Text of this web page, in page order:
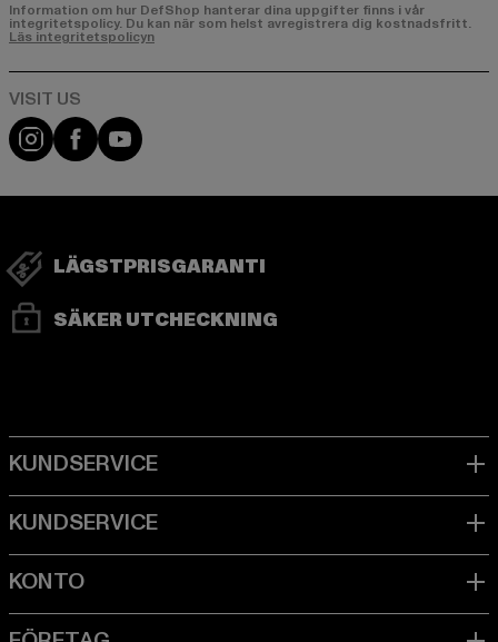
Information om hur DefShop hanterar dina uppgifter finns i vår
integritetspolicy. Du kan när som helst avregistrera dig kostnadsfritt.
Läs integritetspolicyn
Visit our Instagram page:
Visit our Facebook page:
Visit our YouTube channel:
LÄGSTPRISGARANTI
SÄKER UTCHECKNING